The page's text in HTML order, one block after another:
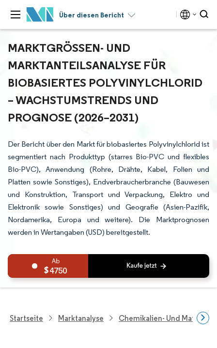
Über diesen Bericht
MARKTGRÖSSEN- UND M
ARKTANTEILSANALYSE FÜR B
IOBASIERTES POLYVINYLCHLORID –
WACHSTUMSTRENDS UND P
ROGNOSE (2026–2031)
Der Bericht über den Markt für biobasiertes Polyvinylchlorid ist
segmentiert nach Produkttyp (starres Bio-PVC und flexibles
Bio-PVC), Anwendung (Rohre, Drähte, Kabel, Folien und
Platten sowie Sonstiges), Endverbraucherbranche (Bauwesen
und Konstruktion, Transport und Verpackung, Elektro und
Elektronik sowie Sonstiges) und Geografie (Asien-Pazifik,
Nordamerika, Europa und weitere). Die Marktprognosen
werden in Wertangaben (USD) bereitgestellt.
4750
Startseite Marktanalyse Chemikalien- Und